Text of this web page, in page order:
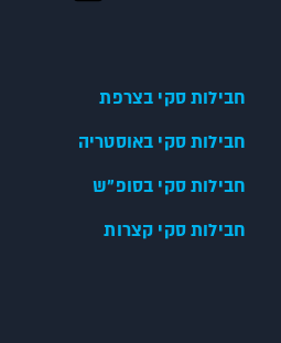
חבילות סקי בצרפת
חבילות סקי באוסטריה
חבילות סקי בסופ"ש
חבילות סקי קצרות